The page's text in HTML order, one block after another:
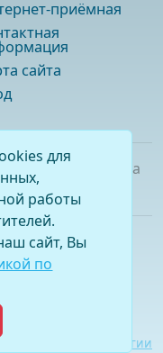
приёмная
сайта
округа
Саянск»
гиперссылка на
Виртуальные технологии
для
работы
сайт, Вы
по